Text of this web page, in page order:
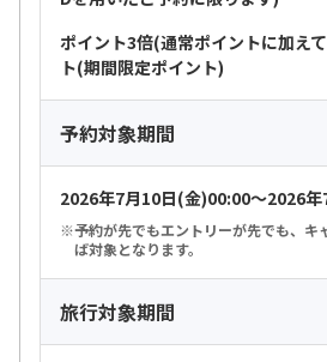
ポイント3倍(通常ポイントに加え
ト(期間限定ポイント)
予約対象期間
2026年7月10日(金)00:00～2026
予約が先でもエントリーが先でも、キ
ば対象となります。
旅行対象期間